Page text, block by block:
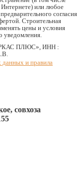
или любое
согласия
Строительная
цены и условия
уведомления.
ПЛЮС», ИНН :
данных и правила
совхоза